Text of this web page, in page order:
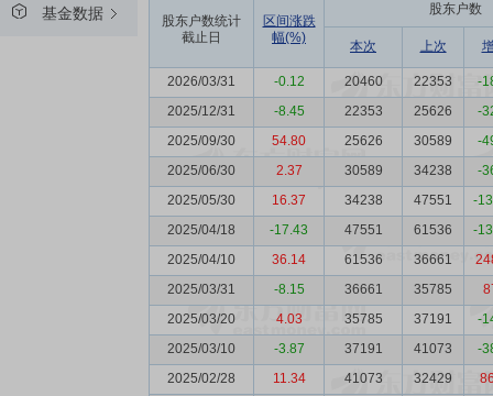
基金数据
股东户数统计
截止日
区间涨跌
幅(%)
股东户数
本次 上次
2026/03/31 -0.12 20460 22353
-
2025/12/31
-8.45 22353 25626
-
2025/09/30
54.80 25626 30589
-
2025/06/30
2.37 30589 34238
-
2025/05/30
16.37 34238 47551
-
2025/04/18
-17.43 47551 61536
-
2025/04/10
36.14 61536 36661
2025/03/31
-8.15 36661 35785
2025/03/20
4.03 35785 37191
-
2025/03/10
-3.87 37191 41073
-
2025/02/28
11.34 41073 32429